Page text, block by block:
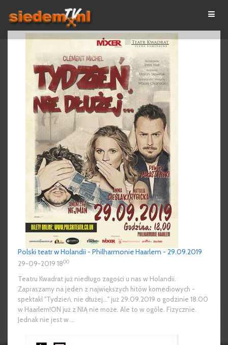
Polski teatr w Holandii - Philharmonie Haarlem - 29.09.2019
29-09-2019 1800
Teatru Kwadrat już niedługo zagości u nas w Holandii.
Zapraszamy na jeden z największych hitów komediowych -
spektakl "Tydzień, nie dłużej…" już 29.09.2019 o godzinie 18.00
w Haarlem!ON już z NIĄ nie może. Ale to w ogóle. Fizycznie.
Jednak nie jest w ...